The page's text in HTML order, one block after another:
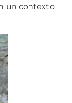
un contexto